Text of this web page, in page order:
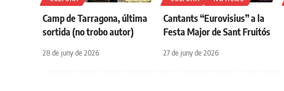
Camp de Tarragona, última
sortida (no trobo autor)
28 de juny de 2026
Cantants “Eurovisius” a la
Festa Major de Sant Fruitós
27 de juny de 2026